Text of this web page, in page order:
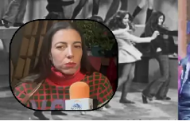
aprobadas que aún esperan
infraestructura del Club
y el cierre perimetral del
fundamentales para el
El alcalde de Quemchi,
situación similar, señalando